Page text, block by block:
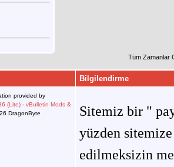
Tüm Zamanlar
Bilgilendirme
provided by
(Lite) - vBulletin Mods &
DragonByte
Sitemiz bir "
yüzden
edilmeksizin